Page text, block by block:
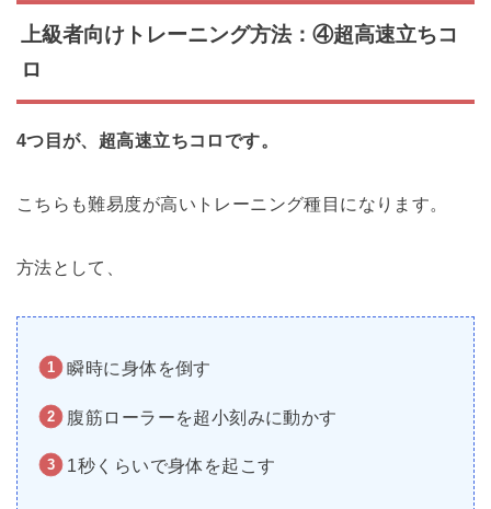
上級者向けトレーニング方法：④超高速立ちコ
ロ
4つ目が、超高速立ちコロです。
こちらも難易度が高いトレーニング種目になります。
方法として、
瞬時に身体を倒す
腹筋ローラーを超小刻みに動かす
1秒くらいで身体を起こす